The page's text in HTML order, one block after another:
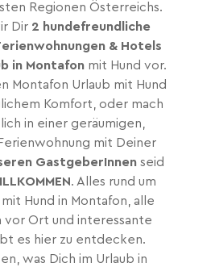
Regionen Österreichs.
Dir 2 hundefreundliche
& Hotels
in Montafon mit Hund vor.
Montafon Urlaub mit Hund
Komfort, oder mach
in einer geräumigen,
mit Deiner
GastgeberInnen seid
. Alles rund um
Hund in Montafon, alle
vor Ort und interessante
es hier zu entdecken.
was Dich im Urlaub in